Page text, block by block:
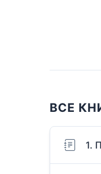
ВСЕ
1.